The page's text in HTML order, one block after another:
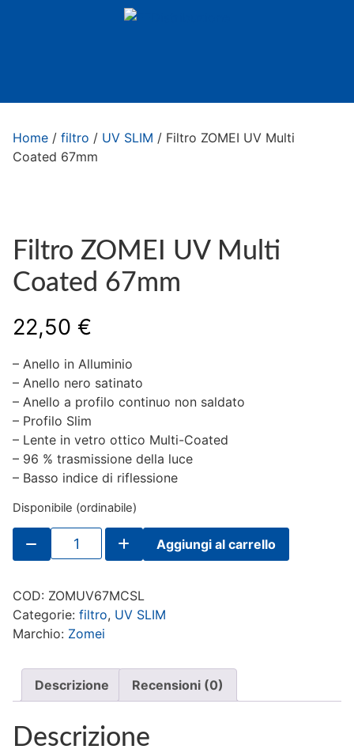
Home / filtro / UV SLIM / Filtro ZOMEI UV Multi
Coated 67mm
Filtro ZOMEI UV Multi
Coated 67mm
22,50 €
– Anello in Alluminio
– Anello nero satinato
– Anello a profilo continuo non saldato
– Profilo Slim
– Lente in vetro ottico Multi-Coated
– 96 % trasmissione della luce
– Basso indice di riflessione
Disponibile (ordinabile)
Filtro
ZOMEI
UV
67mm
quantità
Aggiungi al carrello
COD: ZOMUV67MCSL
Categorie: filtro, UV SLIM
Marchio: Zomei
Descrizione Recensioni (0)
Descrizione